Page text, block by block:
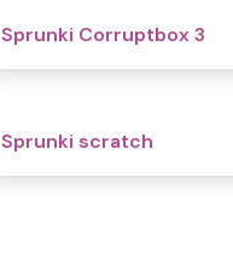
Sprunki Corruptbox 3
Sprunki scratch